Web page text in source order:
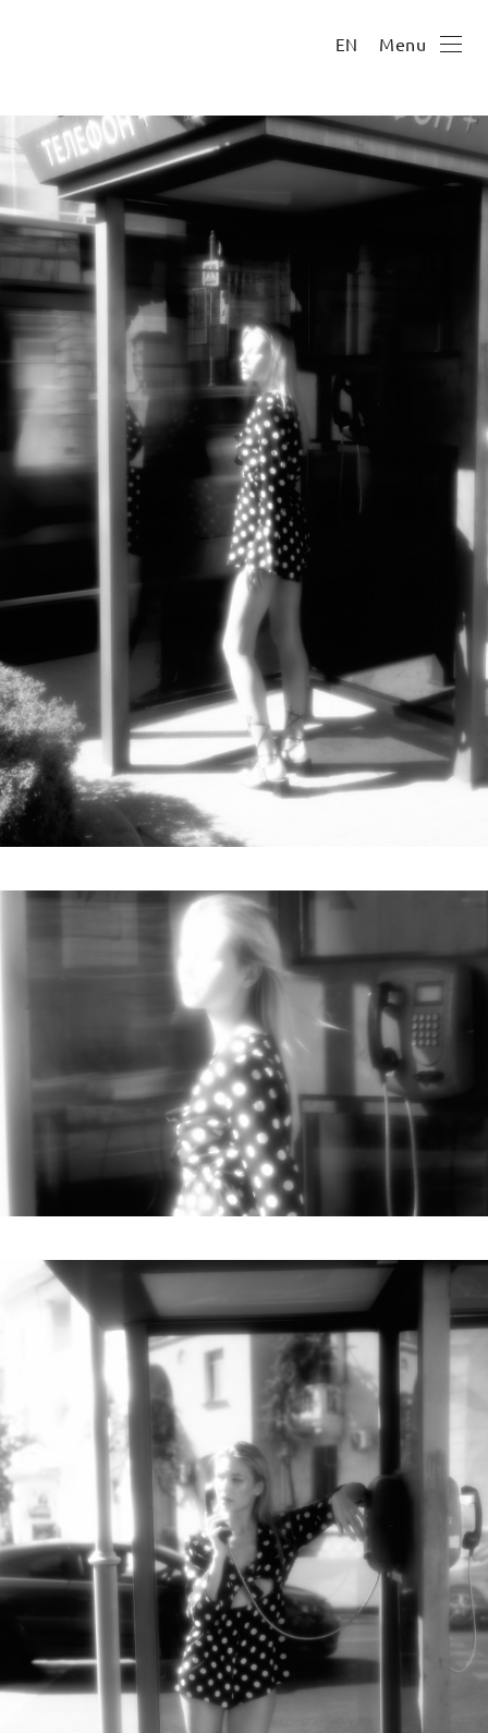
EN Menu